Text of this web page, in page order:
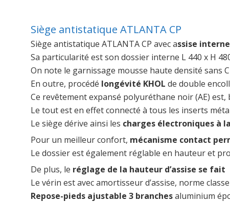
Siège antistatique ATLANTA CP
Siège antistatique ATLANTA CP avec assise interne
Sa particularité est son dossier interne L 440 x H
On note le garnissage mousse haute densité sans
En outre, procédé longévité KHOL de double
Ce revêtement expansé polyuréthane noir (AE)
Le tout est en effet connecté à tous les inserts
Le siège dérive ainsi les charges électroniques à
Pour un meilleur confort, mécanisme contact
Le dossier est également réglable en hauteur et
De plus, le réglage de la hauteur d’assise se fait
Le vérin est avec amortisseur d’assise, norme
Repose-pieds ajustable 3 branchesaluminium